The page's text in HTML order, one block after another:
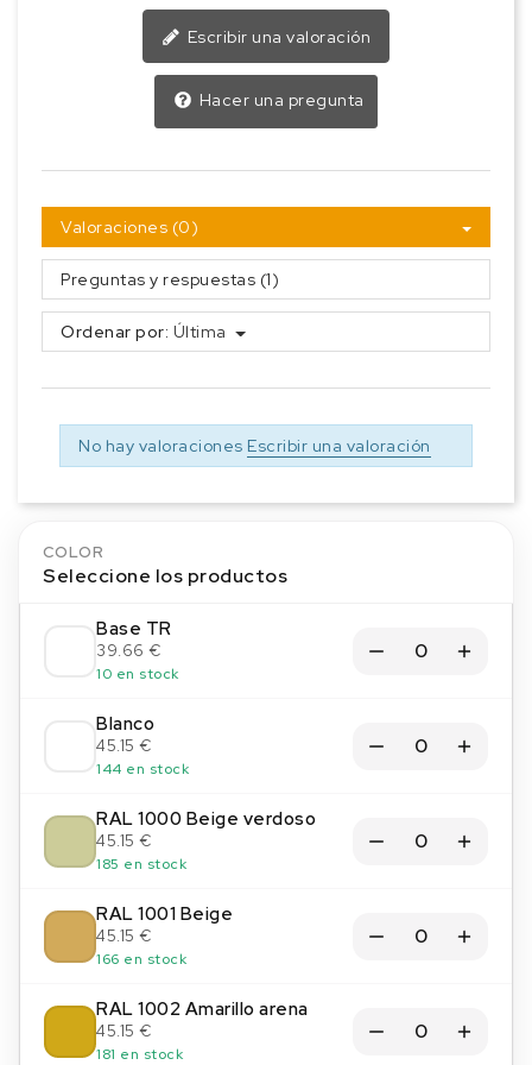
Escribir una valoración
Hacer una pregunta
Valoraciones (0)
Preguntas y respuestas (1)
Ordenar por: Última
No hay valoraciones Escribir una valoración
COLOR
Seleccione los productos
Base TR
39.66 €
10 en stock
Blanco
45.15 €
144 en stock
RAL 1000 Beige verdoso
45.15 €
185 en stock
RAL 1001 Beige
45.15 €
166 en stock
RAL 1002 Amarillo arena
45.15 €
181 en stock